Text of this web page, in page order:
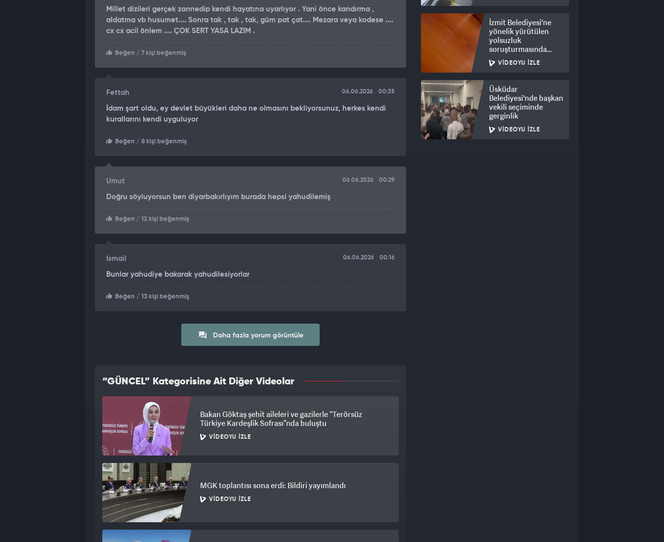
Millet dizileri gerçek zannedip kendi hayatına uyarlıyor . Yani önce kandırma ,
aldatma vb husumet.... Sonra tak , tak , tak, güm pat çat.... Mezara veya kodese ....
cx cx acil önlem .... ÇOK SERT YASA LAZIM .
Beğen / 7 kişi beğenmiş
Fettah 06.06.2026 00:35
İdam şart oldu, ey devlet büyükleri daha ne olmasını bekliyorsunuz, herkes kendi
kurallarını kendi uyguluyor
Beğen / 8 kişi beğenmiş
Umut 06.06.2026 00:29
Doğru söyluyorsun ben diyarbakırlıyım burada hepsi yahudilemiş
Beğen / 12 kişi beğenmiş
Ismail 06.06.2026 00:16
Bunlar yahudiye bakarak yahudilesiyorlar
Beğen / 13 kişi beğenmiş
Daha fazla yorum görüntüle
“GÜNCEL” Kategorisine Ait Diğer Videolar
Bakan Göktaş şehit aileleri ve gazilerle “Terörsüz
Türkiye Kardeşlik Sofrası”nda buluştu
VIDEOYU İZLE
MGK toplantısı sona erdi: Bildiri yayımlandı
VIDEOYU İZLE
İzmit Belediyesi'ne
yönelik yürütülen
yolsuzluk
soruşturmasında
rüşvet görüntüleri
ortaya çıktı
VIDEOYU İZLE
Üsküdar
Belediyesi'nde başkan
vekili seçiminde
gerginlik
VIDEOYU İZLE